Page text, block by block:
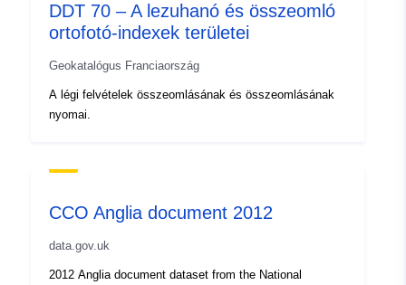
DDT 70 – A lezuhanó és összeomló
ortofotó-indexek területei
Geokatalógus Franciaország
A légi felvételek összeomlásának és összeomlásának
nyomai.
CCO Anglia document 2012
data.gov.uk
2012 Anglia document dataset from the National